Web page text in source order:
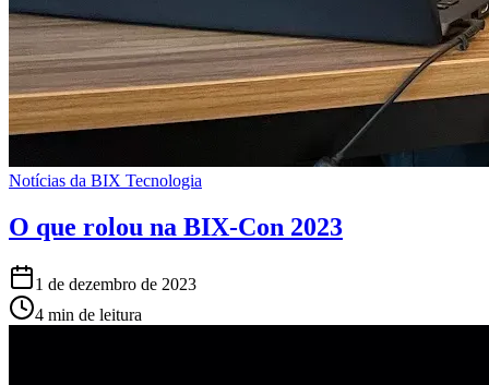
Notícias da BIX Tecnologia
O que rolou na BIX-Con 2023
1 de dezembro de 2023
4 min de leitura